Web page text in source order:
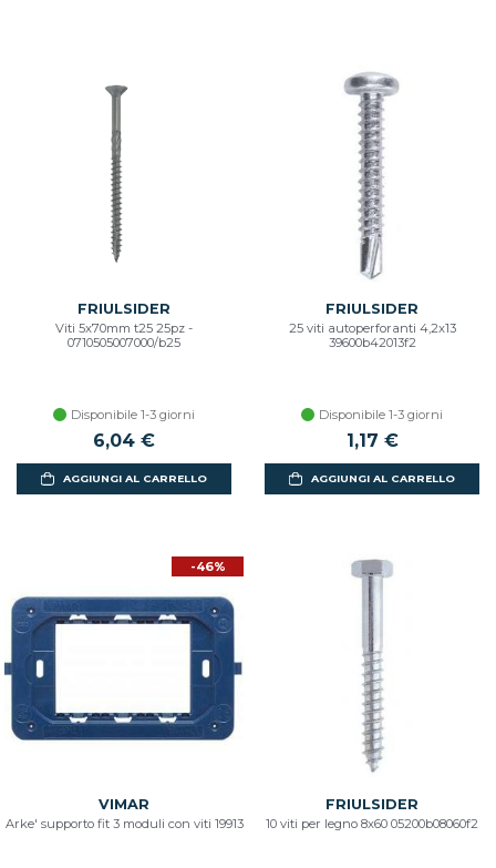
FRIULSIDER
Viti 5x70mm t25 25pz -
0710505007000/b25
Disponibile 1-3 giorni
6,04 €
AGGIUNGI AL CARRELLO
FRIULSIDER
25 viti autoperforanti 4,2x13
39600b42013f2
Disponibile 1-3 giorni
1,17 €
AGGIUNGI AL CARRELLO
-46%
VIMAR
Arke' supporto fit 3 moduli con viti 19913
FRIULSIDER
10 viti per legno 8x60 05200b08060f2